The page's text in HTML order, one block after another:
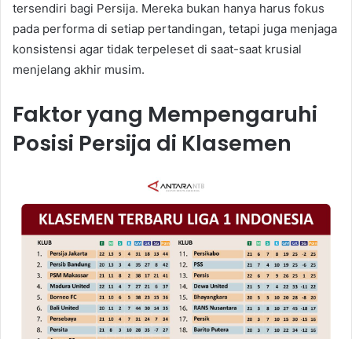
tersendiri bagi Persija. Mereka bukan hanya harus fokus
pada performa di setiap pertandingan, tetapi juga menjaga
konsistensi agar tidak terpeleset di saat-saat krusial
menjelang akhir musim.
Faktor yang Mempengaruhi
Posisi Persija di Klasemen